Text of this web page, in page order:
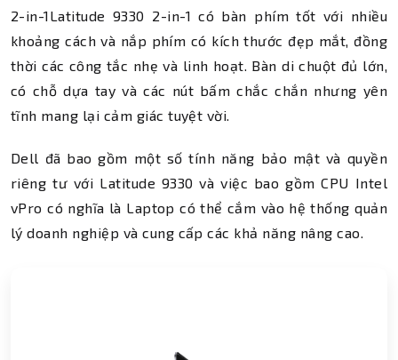
2-in-1Latitude 9330 2-in-1 có bàn phím tốt với nhiều
khoảng cách và nắp phím có kích thước đẹp mắt, đồng
thời các công tắc nhẹ và linh hoạt. Bàn di chuột đủ lớn,
có chỗ dựa tay và các nút bấm chắc chắn nhưng yên
tĩnh mang lại cảm giác tuyệt vời.
Dell đã bao gồm một số tính năng bảo mật và quyền
riêng tư với Latitude 9330 và việc bao gồm CPU Intel
vPro có nghĩa là Laptop có thể cắm vào hệ thống quản
lý doanh nghiệp và cung cấp các khả năng nâng cao.